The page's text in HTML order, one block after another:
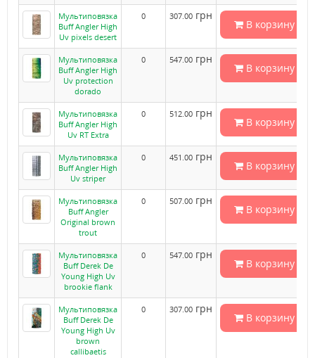
Мультиповязка
Buff Angler High
Uv pixels desert
0 307.00 грн
В корзину
Мультиповязка
Buff Angler High
Uv protection
dorado
0 547.00 грн
В корзину
Мультиповязка
Buff Angler High
Uv RT Extra
0 512.00 грн
В корзину
Мультиповязка
Buff Angler High
Uv striper
0 451.00 грн
В корзину
Мультиповязка
Buff Angler
Original brown
trout
0 507.00 грн
В корзину
Мультиповязка
Buff Derek De
Young High Uv
brookie flank
0 547.00 грн
В корзину
Мультиповязка
Buff Derek De
Young High Uv
brown
callibaetis
0 307.00 грн
В корзину